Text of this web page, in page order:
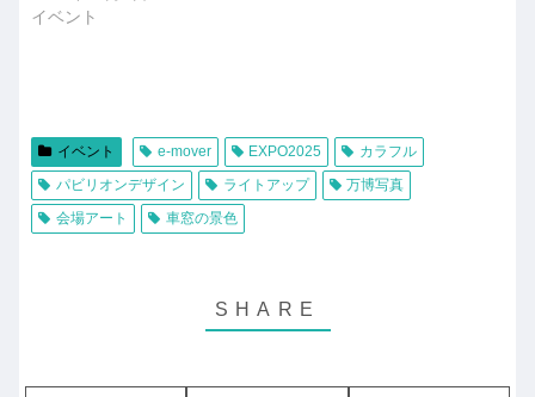
イベント
イベント e-mover EXPO2025
カラフル
パビリオンデザイン
ライトアップ
万博写真
会場アート
車窓の景色